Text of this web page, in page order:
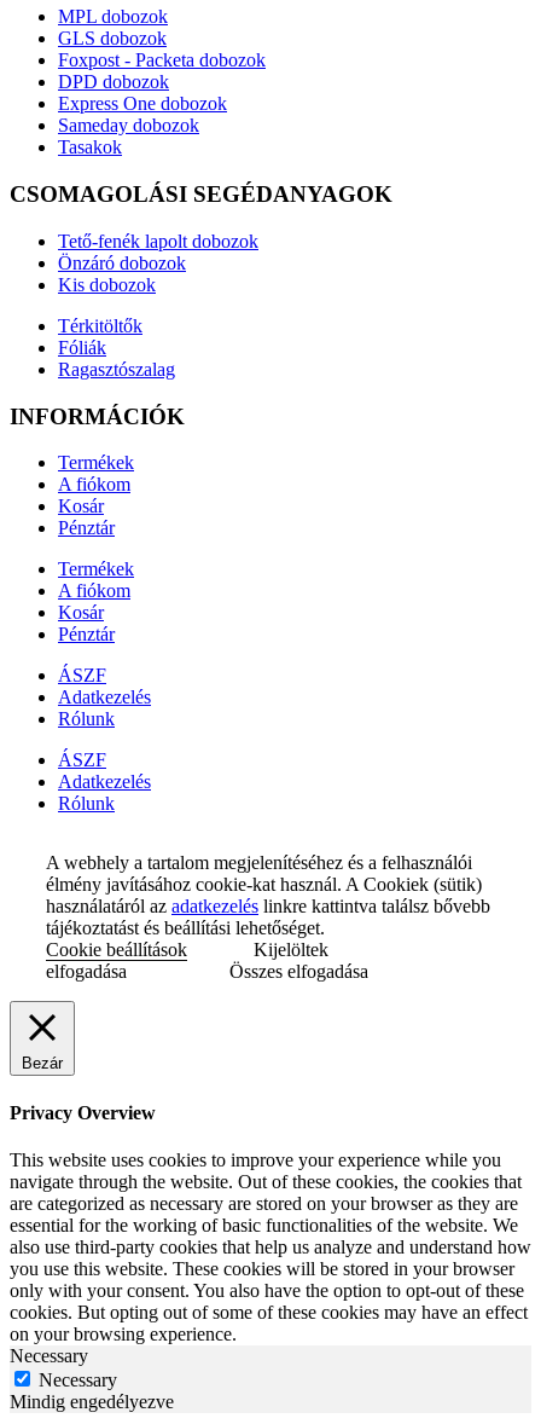
MPL dobozok
GLS dobozok
Foxpost - Packeta dobozok
DPD dobozok
Express One dobozok
Sameday dobozok
Tasakok
CSOMAGOLÁSI SEGÉDANYAGOK
Tető-fenék lapolt dobozok
Önzáró dobozok
Kis dobozok
Térkitöltők
Fóliák
Ragasztószalag
INFORMÁCIÓK
Termékek
A fiókom
Kosár
Pénztár
Termékek
A fiókom
Kosár
Pénztár
ÁSZF
Adatkezelés
Rólunk
ÁSZF
Adatkezelés
Rólunk
A webhely a tartalom megjelenítéséhez és a felhasználói
élmény javításához cookie-kat használ. A Cookiek (sütik)
használatáról az adatkezelés linkre kattintva találsz bővebb
tájékoztatást és beállítási lehetőséget.
Cookie beállítások
Kijelöltek
elfogadása
Összes elfogadása
Bezár
Privacy Overview
This website uses cookies to improve your experience while you
navigate through the website. Out of these cookies, the cookies that
are categorized as necessary are stored on your browser as they are
essential for the working of basic functionalities of the website. We
also use third-party cookies that help us analyze and understand how
you use this website. These cookies will be stored in your browser
only with your consent. You also have the option to opt-out of these
cookies. But opting out of some of these cookies may have an effect
on your browsing experience.
Necessary
Necessary
Mindig engedélyezve